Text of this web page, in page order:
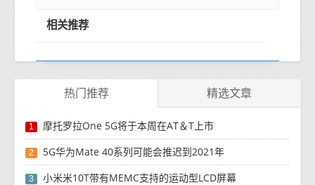
相关推荐
热门推荐 精选文章
1 摩托罗拉One 5G将于本周在AT＆T上市
2 5G华为Mate 40系列可能会推迟到2021年
3 小米米10T带有MEMC支持的运动型LCD屏幕